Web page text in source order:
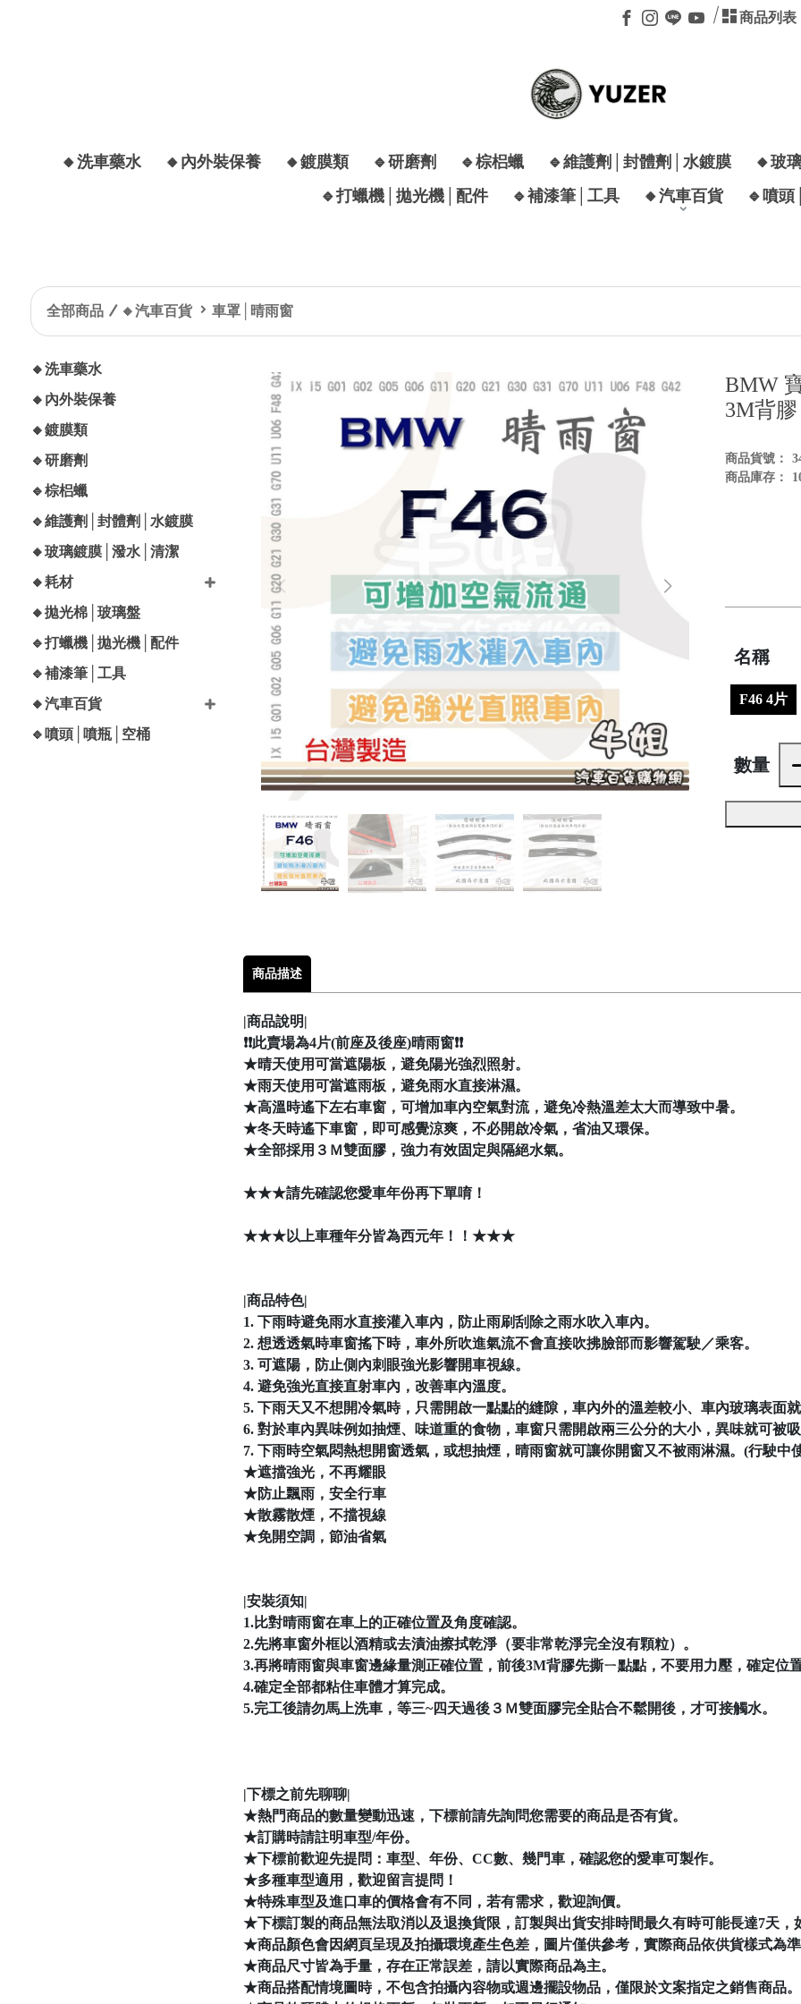
商品列表
🔸洗車藥水 🔸內外裝保養 🔸鍍膜類 🔹研磨劑 🔹棕梠蠟 🔹維護劑│封體劑│水鍍膜 🔸玻
🔹打蠟機│拋光機│配件
🔹補漆筆│工具 🔸汽車百貨 🔹噴
全部商品 🔸汽車百貨 車罩│晴雨窗
🔸洗車藥水
🔸內外裝保養
🔸鍍膜類
🔹研磨劑
🔹棕梠蠟
🔹維護劑│封體劑│水鍍膜
🔸玻璃鍍膜│潑水│清潔
🔸耗材
🔸拋光棉│玻璃盤
🔹打蠟機│拋光機│配件
🔹補漆筆│工具
🔸汽車百貨
🔹噴頭│噴瓶│空桶
BMW
3M背膠
商品貨號：
商品庫存：
名稱
F46 4片
數量
商品描述
|商品說明|
❗❗此賣場為4片(前座及後座)晴雨窗❗❗
★晴天使用可當遮陽板，避免陽光強烈照射。
★雨天使用可當遮雨板，避免雨水直接淋濕。
★高溫時遙下左右車窗，可增加車內空氣對流，避免冷熱溫差太大而導致中暑。
★冬天時遙下車窗，即可感覺涼爽，不必開啟冷氣，省油又環保。
★全部採用３Ｍ雙面膠，強力有效固定與隔絕水氣。
★★★請先確認您愛車年份再下單唷！
★★★以上車種年分皆為西元年！！★★★
|商品特色|
1. 下雨時避免雨水直接灌入車內，防止雨刷刮除之雨水吹入車內。
2. 想透透氣時車窗搖下時，車外所吹進氣流不會直接吹拂臉部而影響駕駛／乘客。
3. 可遮陽，防止側內刺眼強光影響開車視線。
4. 避免強光直接直射車內，改善車內溫度。
5. 下雨天又不想開冷氣時，只需開啟一點點的縫隙，車內外的溫差較小、車內玻璃表面就
6. 對於車內異味例如抽煙、味道重的食物，車窗只需開啟兩三公分的大小，異味就可被
7. 下雨時空氣悶熱想開窗透氣，或想抽煙，晴雨窗就可讓你開窗又不被雨淋濕。(行駛中
★遮擋強光，不再耀眼
★防止飄雨，安全行車
★散霧散煙，不擋視線
★免開空調，節油省氣
|安裝須知|
1.比對晴雨窗在車上的正確位置及角度確認。
2.先將車窗外框以酒精或去漬油擦拭乾淨（要非常乾淨完全沒有顆粒）。
3.再將晴雨窗與車窗邊緣量測正確位置，前後3M背膠先撕ㄧ點點，不要用力壓，確定位
4.確定全部都粘住車體才算完成。
5.完工後請勿馬上洗車，等三~四天過後３Ｍ雙面膠完全貼合不鬆開後，才可接觸水。
|下標之前先聊聊|
★熱門商品的數量變動迅速，下標前請先詢問您需要的商品是否有貨。
★訂購時請註明車型/年份。
★下標前歡迎先提問：車型、年份、CC數、幾門車，確認您的愛車可製作。
★多種車型適用，歡迎留言提問！
★特殊車型及進口車的價格會有不同，若有需求，歡迎詢價。
★下標訂製的商品無法取消以及退換貨限，訂製與出貨安排時間最久有時可能長達7天，
★商品顏色會因網頁呈現及拍攝環境產生色差，圖片僅供參考，實際商品依供貨樣式為準
★商品尺寸皆為手量，存在正常誤差，請以實際商品為主。
★商品搭配情境圖時，不包含拍攝內容物或週邊擺設物品，僅限於文案指定之銷售商品。